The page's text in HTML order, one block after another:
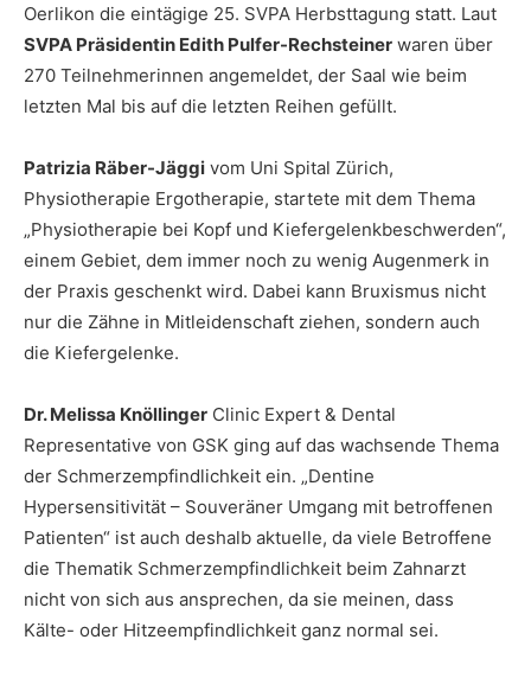
Oerlikon die eintägige 25. SVPA Herbsttagung statt. Laut
SVPA Präsidentin Edith Pulfer-Rechsteiner waren über
270 Teilnehmerinnen angemeldet, der Saal wie beim
letzten Mal bis auf die letzten Reihen gefüllt.
Patrizia Räber-Jäggi vom Uni Spital Zürich,
Physiotherapie Ergotherapie, startete mit dem Thema
„Physiotherapie bei Kopf und Kiefergelenkbeschwerden“,
einem Gebiet, dem immer noch zu wenig Augenmerk in
der Praxis geschenkt wird. Dabei kann Bruxismus nicht
nur die Zähne in Mitleidenschaft ziehen, sondern auch
die Kiefergelenke.
Dr. Melissa Knöllinger Clinic Expert & Dental
Representative von GSK ging auf das wachsende Thema
der Schmerzempfindlichkeit ein. „Dentine
Hypersensitivität – Souveräner Umgang mit betroffenen
Patienten“ ist auch deshalb aktuelle, da viele Betroffene
die Thematik Schmerzempfindlichkeit beim Zahnarzt
nicht von sich aus ansprechen, da sie meinen, dass
Kälte- oder Hitzeempfindlichkeit ganz normal sei.